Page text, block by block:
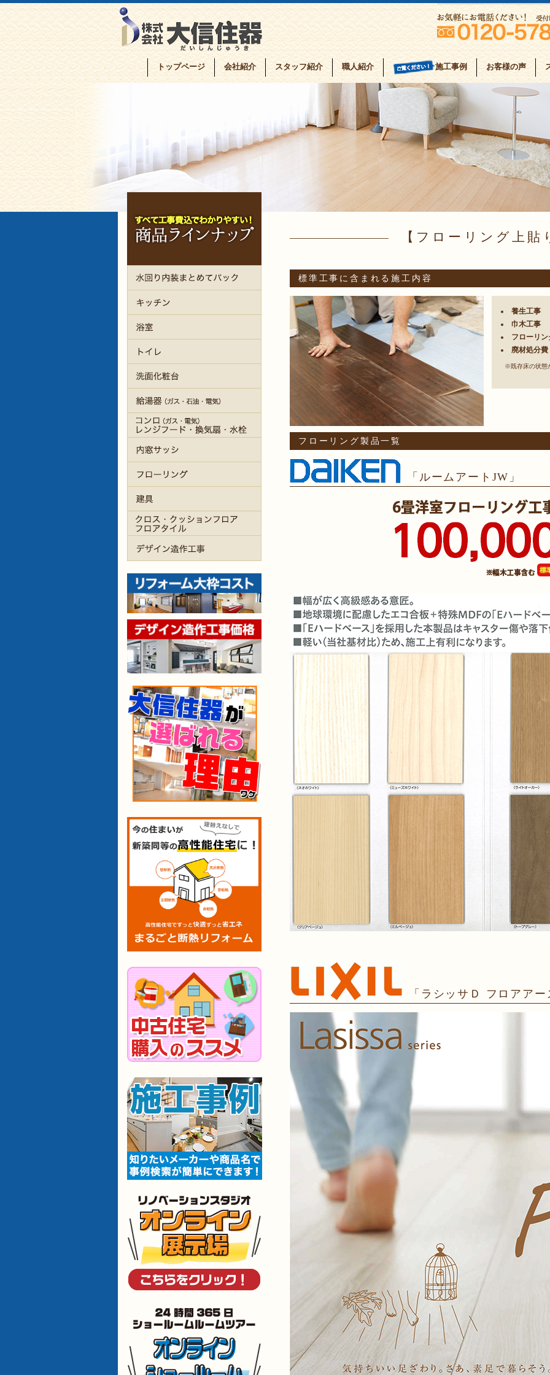
トップページ 会社紹介 スタッフ紹介 職人紹介 施工事例 お客様の声
フローリング上貼
標準工事に含まれる施工内容
養生工事
巾木工事
フローリ
廃材処分費
※既存床の状態
フローリング製品一覧
「ルームアートJW」
「ラシッサＤ フロアアー